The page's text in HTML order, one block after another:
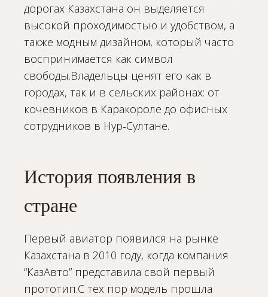
дорогах Казахстана он выделяется
высокой проходимостью и удобством, а
также модным дизайном, который часто
воспринимается как символ
свободы.Владельцы ценят его как в
городах, так и в сельских районах: от
кочевников в Каракороле до офисных
сотрудников в Нур‑Султане.
История появления в
стране
Первый авиатор появился на рынке
Казахстана в 2010 году, когда компания
“КазАвто” представила свой первый
прототип.С тех пор модель прошла